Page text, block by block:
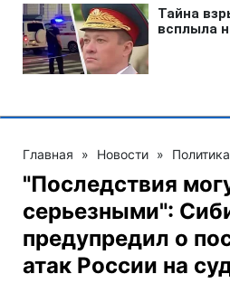
Главная » Новости » Политика
"Последствия
серьезными":
предупредил о
атак России на